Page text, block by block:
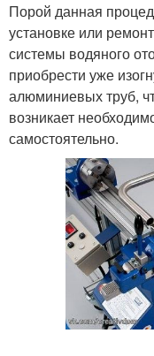
Порой данная
установке или
системы водяного
приобрести уже
алюминиевых труб,
возникает
самостоятельно.